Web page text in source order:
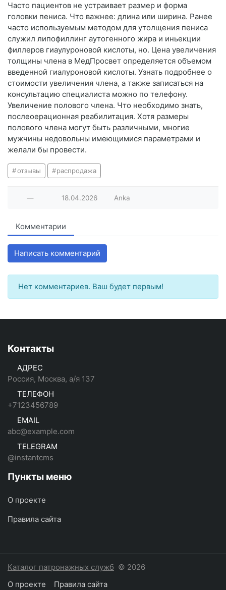
Часто пациентов не устраивает размер и форма
головки пениса. Что важнее: длина или ширина. Ранее
часто используемым методом для утолщения пениса
служил липофиллинг аутогенного жира и иньекции
филлеров гиаулуроновой кислоты, но. Цена увеличения
толщины члена в МедПросвет определяется объемом
введенной гиалуроновой кислоты. Узнать подробнее о
стоимости увеличения члена, а также записаться на
консультацию специалиста можно по телефону.
Увеличение полового члена. Что необходимо знать,
послеоерационная реабилитация. Хотя размеры
полового члена могут быть различными, многие
мужчины недовольны имеющимися параметрами и
желали бы провести.
отзывы распродажа
— 18.04.2026 Anka
Комментарии
Написать комментарий
Нет комментариев. Ваш будет первым!
Контакты
АДРЕС
Россия, Москва, а/я 137
ТЕЛЕФОН
+7123456789
EMAIL
abc@example.com
TELEGRAM
@instantcms
Пункты меню
О проекте
Правила сайта
Каталог патронажных служб © 2026
О проекте
Правила сайта